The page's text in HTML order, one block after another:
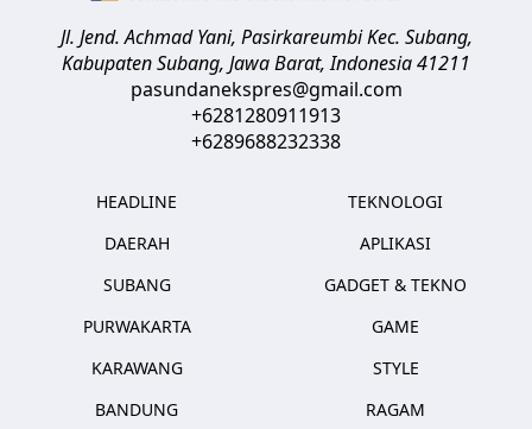
Jl. Jend. Achmad Yani, Pasirkareumbi Kec. Subang,
Kabupaten Subang, Jawa Barat,Indonesia41211
pasundanekspres@gmail.com
+6281280911913
+6289688232338
HEADLINE
DAERAH
SUBANG
PURWAKARTA
KARAWANG
BANDUNG
TEKNOLOGI
APLIKASI
GADGET & TEKNO
GAME
STYLE
RAGAM